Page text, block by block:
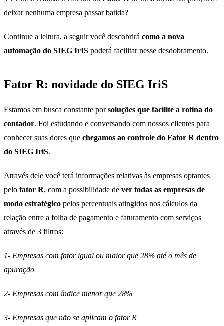
deixar nenhuma empresa passar batida?
Continue a leitura, a seguir você descobrirá como a nova
automação do SIEG IrIS poderá facilitar nesse desdobramento.
Fator R: novidade do SIEG IriS
Estamos em busca constante porsoluções que facilite a rotina do
contador. Foi estudando e conversando com nossos clientes para
conhecer suas dores que chegamos ao controle do Fator R dentro
do SIEG IriS.
Através dele você terá informações relativas às empresas optantes
pelo fator R, com a possibilidade de ver todas as empresas de
modo estratégico pelos percentuais atingidos nos cálculos da
relação entre a folha de pagamento e faturamento com serviços
através de 3 filtros:
1- Empresas com fator igual ou maior que 28% até o mês de
apuração
2- Empresas com índice menor que 28%
3- Empresas que não se aplicam o fator R